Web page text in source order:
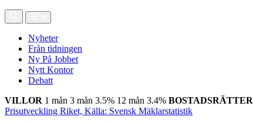
Nyheter
Från tidningen
Ny På Jobbet
Nytt Kontor
Debatt
VILLOR 1 mån 3 mån 3.5% 12 mån 3.4% BOSTADSRÄTTER
Prisutveckling Riket, Källa: Svensk Mäklarstatistik